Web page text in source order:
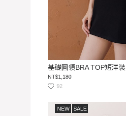
基礎圓領BRA TOP短洋裝
NT$1,180
92
NEW SALE